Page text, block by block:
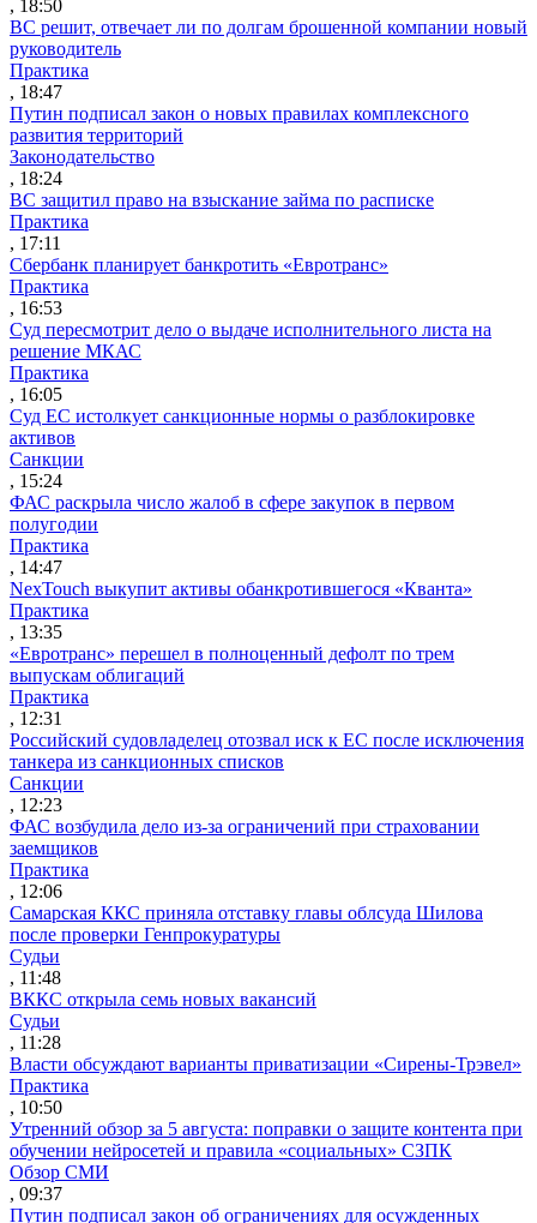
, 18:50
ВС решит, отвечает ли по долгам брошенной компании новый
руководитель
Практика
, 18:47
Путин подписал закон о новых правилах комплексного
развития территорий
Законодательство
, 18:24
ВС защитил право на взыскание займа по расписке
Практика
, 17:11
Сбербанк планирует банкротить «Евротранс»
Практика
, 16:53
Суд пересмотрит дело о выдаче исполнительного листа на
решение МКАС
Практика
, 16:05
Суд ЕС истолкует санкционные нормы о разблокировке
активов
Санкции
, 15:24
ФАС раскрыла число жалоб в сфере закупок в первом
полугодии
Практика
, 14:47
NexTouch выкупит активы обанкротившегося «Кванта»
Практика
, 13:35
«Евротранс» перешел в полноценный дефолт по трем
выпускам облигаций
Практика
, 12:31
Российский судовладелец отозвал иск к ЕС после исключения
танкера из санкционных списков
Санкции
, 12:23
ФАС возбудила дело из-за ограничений при страховании
заемщиков
Практика
, 12:06
Самарская ККС приняла отставку главы облсуда Шилова
после проверки Генпрокуратуры
Судьи
, 11:48
ВККС открыла семь новых вакансий
Судьи
, 11:28
Власти обсуждают варианты приватизации «Сирены-Трэвел»
Практика
, 10:50
Утренний обзор за 5 августа: поправки о защите контента при
обучении нейросетей и правила «социальных» СЗПК
Обзор СМИ
, 09:37
Путин подписал закон об ограничениях для осужденных